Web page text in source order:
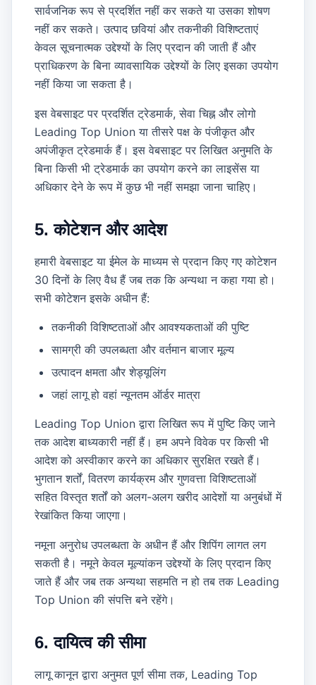
सार्वजनिक रूप से प्रदर्शित नहीं कर सकते या उसका शोषण
नहीं कर सकते। उत्पाद छवियां और तकनीकी विशिष्टताएं
केवल सूचनात्मक उद्देश्यों के लिए प्रदान की जाती हैं और
प्राधिकरण के बिना व्यावसायिक उद्देश्यों के लिए इसका उपयोग
नहीं किया जा सकता है।
इस वेबसाइट पर प्रदर्शित ट्रेडमार्क, सेवा चिह्न और लोगो
Leading Top Union या तीसरे पक्ष के पंजीकृत और
अपंजीकृत ट्रेडमार्क हैं। इस वेबसाइट पर लिखित अनुमति के
बिना किसी भी ट्रेडमार्क का उपयोग करने का लाइसेंस या
अधिकार देने के रूप में कुछ भी नहीं समझा जाना चाहिए।
5. कोटेशन और आदेश
हमारी वेबसाइट या ईमेल के माध्यम से प्रदान किए गए कोटेशन
30 दिनों के लिए वैध हैं जब तक कि अन्यथा न कहा गया हो।
सभी कोटेशन इसके अधीन हैं:
तकनीकी विशिष्टताओं और आवश्यकताओं की पुष्टि
सामग्री की उपलब्धता और वर्तमान बाजार मूल्य
उत्पादन क्षमता और शेड्यूलिंग
जहां लागू हो वहां न्यूनतम ऑर्डर मात्रा
Leading Top Union द्वारा लिखित रूप में पुष्टि किए जाने
तक आदेश बाध्यकारी नहीं हैं। हम अपने विवेक पर किसी भी
आदेश को अस्वीकार करने का अधिकार सुरक्षित रखते हैं।
भुगतान शर्तों, वितरण कार्यक्रम और गुणवत्ता विशिष्टताओं
सहित विस्तृत शर्तों को अलग-अलग खरीद आदेशों या अनुबंधों में
रेखांकित किया जाएगा।
नमूना अनुरोध उपलब्धता के अधीन हैं और शिपिंग लागत लग
सकती है। नमूने केवल मूल्यांकन उद्देश्यों के लिए प्रदान किए
जाते हैं और जब तक अन्यथा सहमति न हो तब तक Leading
Top Union की संपत्ति बने रहेंगे।
6. दायित्व की सीमा
लागू कानून द्वारा अनुमत पूर्ण सीमा तक, Leading Top